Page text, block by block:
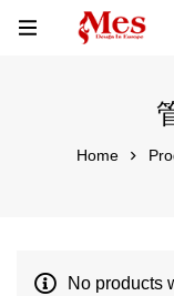
Home
No products